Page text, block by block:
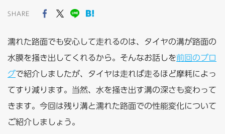
SHARE
濡れた路面でも安心して走れるのは、タイヤの溝が路面の
水膜を掻き出してくれるから。そんなお話しを前回のブロ
グで紹介しましたが、タイヤは走れば走るほど摩耗によっ
てすり減ります。当然、水を掻き出す溝の深さも変わって
きます。今回は残り溝と濡れた路面での性能変化について
ご紹介しましょう。